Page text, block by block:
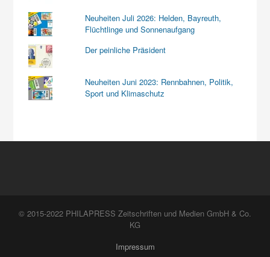
Neuheiten Juli 2026: Helden, Bayreuth,
Flüchtlinge und Sonnenaufgang
Der peinliche Präsident
Neuheiten Juni 2023: Rennbahnen, Politik,
Sport und Klimaschutz
© 2015-2022 PHILAPRESS Zeitschriften und Medien GmbH & Co.
KG
Impressum